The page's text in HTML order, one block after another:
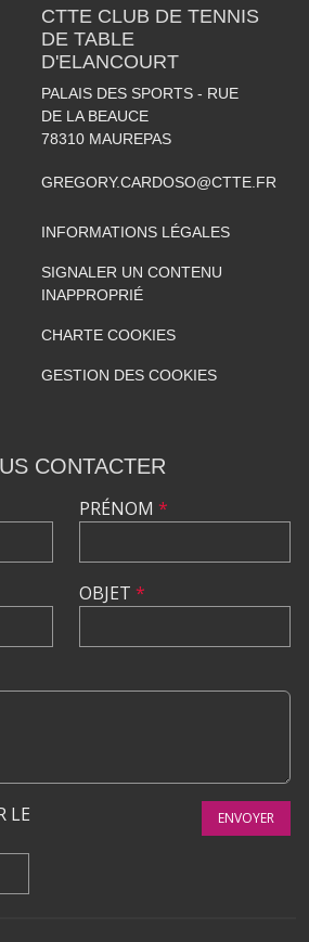
CTTE CLUB DE TENNIS
DE TABLE
D'ELANCOURT
PALAIS DES SPORTS - RUE
DE LA BEAUCE
78310 MAUREPAS
GREGORY.CARDOSO@CTTE.FR
INFORMATIONS LÉGALES
SIGNALER UN CONTENU
INAPPROPRIÉ
CHARTE COOKIES
GESTION DES COOKIES
CONTACTER
PRÉNOM *
OBJET *
LE
ENVOYER